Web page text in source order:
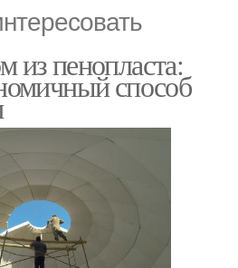
из пенопласта:
способ